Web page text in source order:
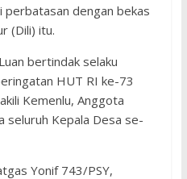
perbatasan dengan bekas
(Dili) itu.
bertindak selaku
HUT RI ke-73
Kemenlu, Anggota
seluruh Kepala Desa se-
Yonif 743/PSY,